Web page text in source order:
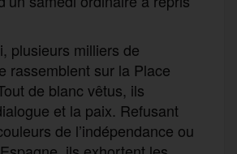
plusieurs milliers de
rassemblent sur la Place
de blanc vêtus, ils
et la paix. Refusant
de l’indépendance ou